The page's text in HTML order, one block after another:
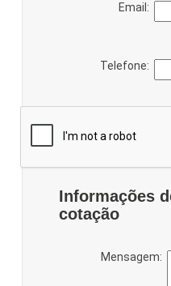
Email:
Telefone:
Informações
cotação
Mensagem: